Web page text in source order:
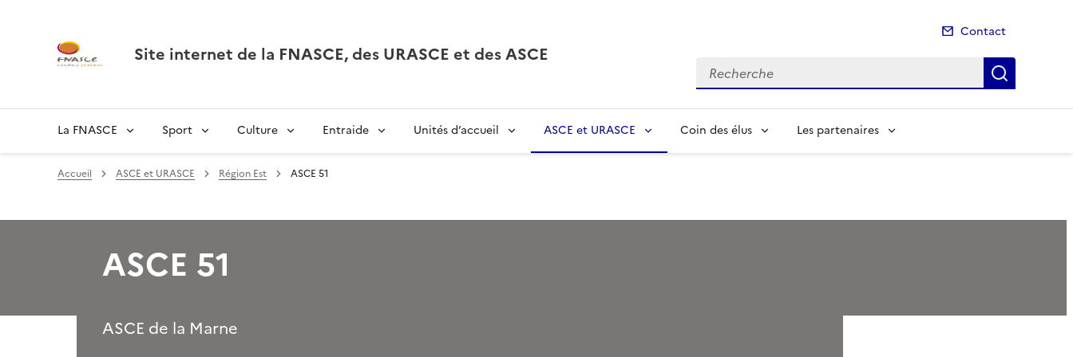
Site internet de la FNASCE, des URASCE et des ASCE
Contact
Recherche
La FNASCE Sport Culture Entraide Unités d’accueil ASCE et URASCE Coin des élus Les partenaires
Accueil ASCE et URASCE Région Est ASCE 51
ASCE 51
ASCE de la Marne